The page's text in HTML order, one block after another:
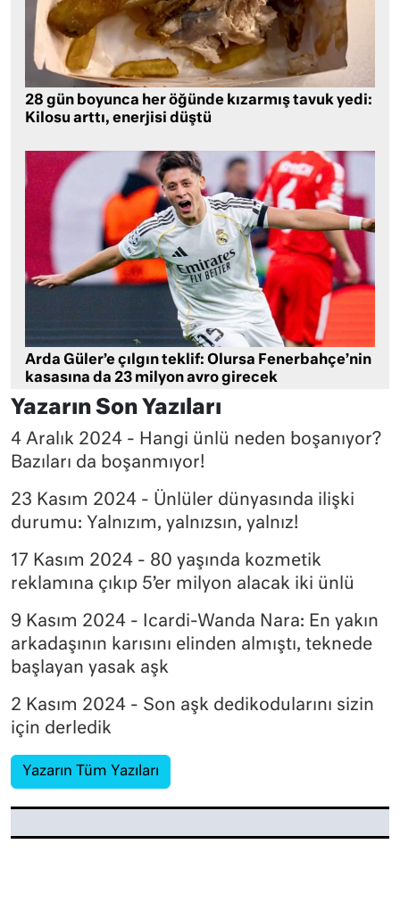
28 gün boyunca her öğünde kızarmış tavuk yedi:
Kilosu arttı, enerjisi düştü
Arda Güler’e çılgın teklif: Olursa Fenerbahçe’nin
kasasına da 23 milyon avro girecek
Yazarın Son Yazıları
4 Aralık 2024 - Hangi ünlü neden boşanıyor?
Bazıları da boşanmıyor!
23 Kasım 2024 - Ünlüler dünyasında ilişki
durumu: Yalnızım, yalnızsın, yalnız!
17 Kasım 2024 - 80 yaşında kozmetik
reklamına çıkıp 5’er milyon alacak iki ünlü
9 Kasım 2024 - Icardi-Wanda Nara: En yakın
arkadaşının karısını elinden almıştı, teknede
başlayan yasak aşk
2 Kasım 2024 - Son aşk dedikodularını sizin
için derledik
Yazarın Tüm Yazıları